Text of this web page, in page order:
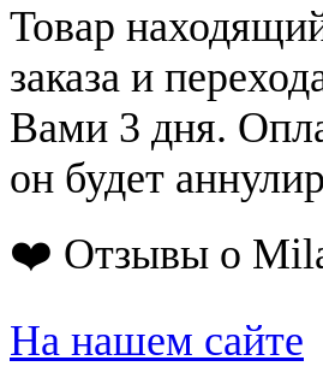
Товар
заказа и
Вами 3 дня.
он будет
❤️ Отзывы о
На нашем сайте